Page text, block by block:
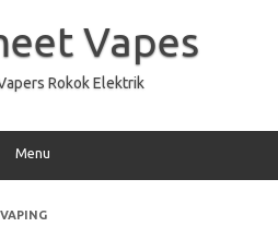
Vapes
Rokok Elektrik
Menu